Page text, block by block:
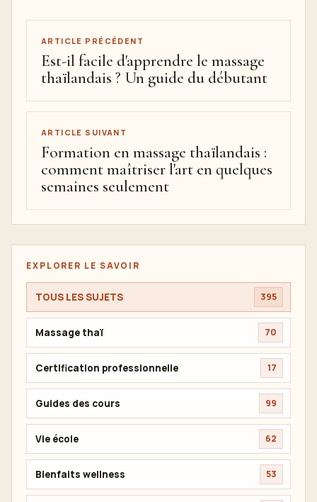
ARTICLE PRÉCÉDENT
Est-il facile d'apprendre le massage
thaïlandais ? Un guide du débutant
ARTICLE SUIVANT
Formation en massage thaïlandais :
comment maîtriser l'art en quelques
semaines seulement
EXPLORER LE SAVOIR
TOUS LES SUJETS 395
Massage thaï 70
Certification professionnelle 17
Guides des cours 99
Vie école 62
Bienfaits wellness 53